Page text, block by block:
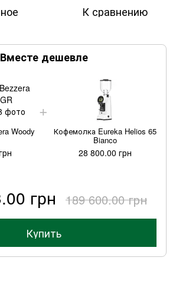
К сравнению
Вместе дешевле
Woody Кофемолка Eureka Helios 65
Bianco
28 800.00 грн
грн 189 600.00 грн
Купить